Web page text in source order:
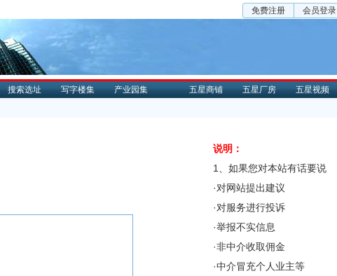
免费注册 会员登录
搜索选址 写字楼集 产业园集 五星商铺 五星厂房 五星视频
说明：
1、如果您对本站有话要说
·对网站提出建议
·对服务进行投诉
·举报不实信息
·非中介收取佣金
·中介冒充个人业主等